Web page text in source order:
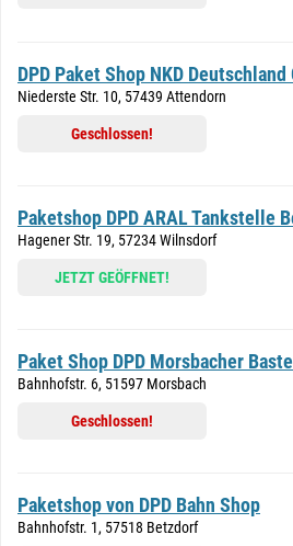
DPD Paket Shop NKD Deutschland
Niederste Str. 10, 57439 Attendorn
Geschlossen!
Paketshop DPD ARAL Tankstelle
Hagener Str. 19, 57234 Wilnsdorf
JETZT GEÖFFNET!
Paket Shop DPD Morsbacher
Bahnhofstr. 6, 51597 Morsbach
Geschlossen!
Paketshop von DPD Bahn Shop
Bahnhofstr. 1, 57518 Betzdorf